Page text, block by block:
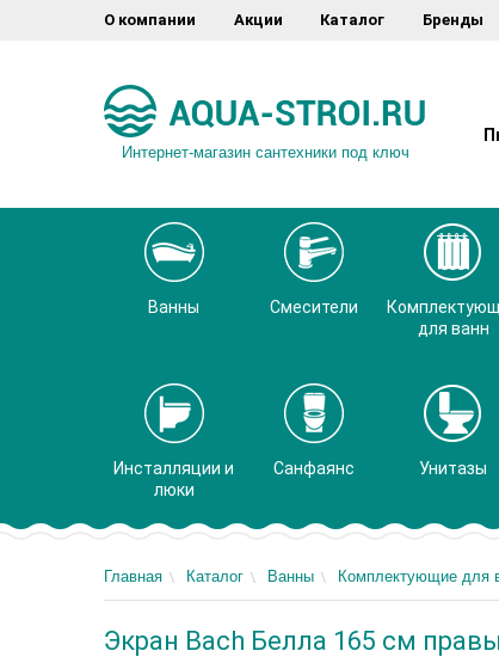
О компании Акции Каталог Бренды
Интернет-магазин сантехники под ключ
Ванны Смесители
для ванн
Инсталляции и
люки
Санфаянс Унитазы
Главная Каталог Ванны Комплектующие для
Экран Bach Белла 165 см